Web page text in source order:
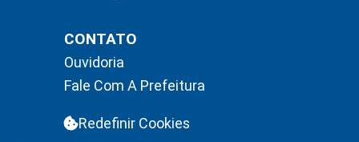
CONTATO
Ouvidoria
Fale Com A Prefeitura
Redefinir Cookies